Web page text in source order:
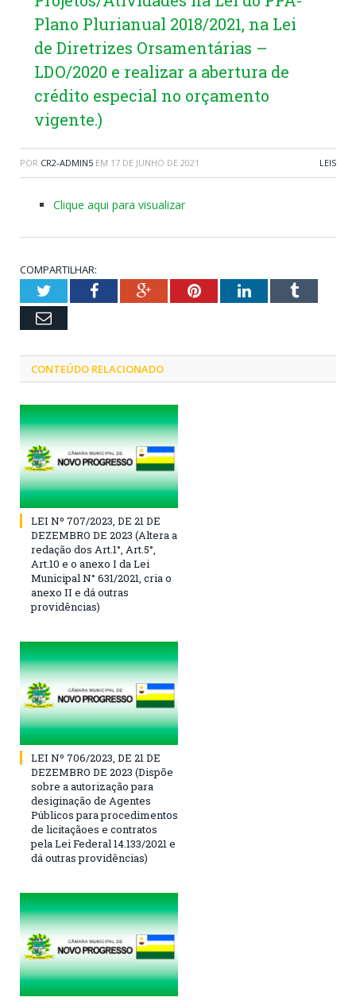
Plano Plurianual 2018/2021, na Lei
de Diretrizes Orsamentárias –
LDO/2020 e realizar a abertura de
crédito especial no orçamento
vigente.)
POR CR2-ADMIN5 EM 17 DE JUNHO DE 2021 LEIS
Clique aqui para visualizar
COMPARTILHAR:
TwitterFacebookGoogle+PinterestLinkedInTumblr
Email
CONTEÚDO RELACIONADO
LEI Nº 707/2023, DE 21 DE
DEZEMBRO DE 2023 (Altera a
redação dos Art.1°, Art.5°,
Art.10 e o anexo I da Lei
Municipal N° 631/2021, cria o
anexo II e dá outras
providências)
LEI Nº 706/2023, DE 21 DE
DEZEMBRO DE 2023 (Dispõe
sobre a autorização para
desiginação de Agentes
Públicos para procedimentos
de licitaçãoes e contratos
pela Lei Federal 14.133/2021 e
dá outras providências)